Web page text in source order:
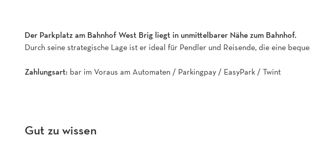
Der Parkplatz am Bahnhof West Brig liegt in unmittelbarer Nähe zum Bahnhof.
Durch seine strategische Lage ist er ideal für Pendler und Reisende, die eine
Zahlungsart: bar im Voraus am Automaten / Parkingpay / EasyPark / Twint
Gut zu wissen